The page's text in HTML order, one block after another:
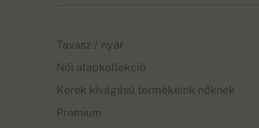
Tavasz / nyár
Női alapkollekció
Kerek kivágású termékeink nőknek
Premium